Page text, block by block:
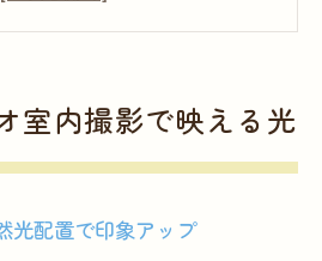
オのレフ板効果で明るさを引
室内撮影で映える光
光配置で印象アップ